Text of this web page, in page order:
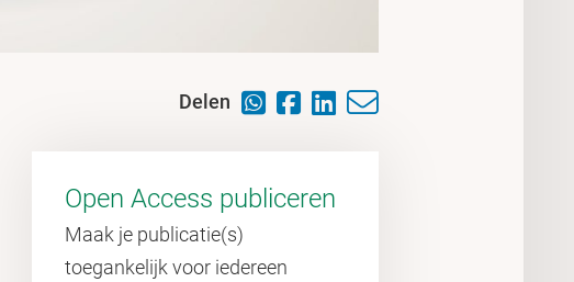
Delen
Open Access publiceren
Maak je publicatie(s)
toegankelijk voor iedereen